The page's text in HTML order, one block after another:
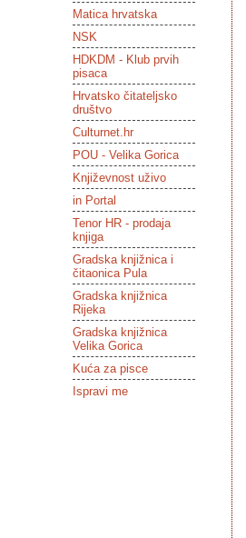
Matica hrvatska
NSK
HDKDM - Klub prvih
pisaca
Hrvatsko čitateljsko
društvo
Culturnet.hr
POU - Velika Gorica
Književnost uživo
in Portal
Tenor HR - prodaja
knjiga
Gradska knjižnica i
čitaonica Pula
Gradska knjižnica
Rijeka
Gradska knjižnica
Velika Gorica
Kuća za pisce
Ispravi me